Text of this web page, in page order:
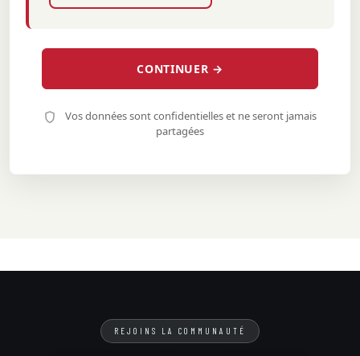
CONTINUER →
Vos données sont confidentielles et ne seront jamais
partagées
REJOINS LA COMMUNAUTÉ